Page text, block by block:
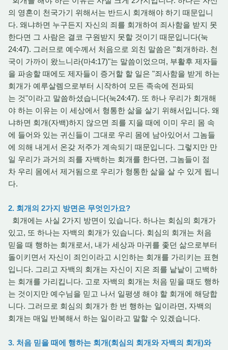
의 영혼이 천국가기 위해서는 반드시 회개해야 하기 때문입니
다. 왜냐하면 누구든지 자신의 죄를 회개하여 죄사함을 받지 못
한다면 그 사람은 결코 구원받지 못할 것이기 때문입니다(눅
24:47). 그러므로 예수께서 처음으로 외친 말씀은 "회개하라. 천
국이 가까이 왔느니라(마4:17)"는 말씀이었으며, 부활후 제자들
을 파송할 때에도 제자들이 증거할 할 일은 "죄사함을 받게 하는
회개가 예루살렘으로부터 시작하여 모든 족속에 전파되
는 것"이라고 말씀하셨습니다(눅24:47). 또 하나 우리가 회개해
야 하는 이유는 이 세상에서 형통한 삶을 살기 위해서입니다. 왜
냐하면 회개(자백)하지 않으면 죄를 지을 때에 이미 우리 몸 속
에 들어와 있는 귀신들이 그대로 우리 몸에 남아있어서 그놈들
에 의해 내게서 온갖 저주가 계속되기 때문입니다. 그렇지만 만
일 우리가 과거의 죄를 자백하는 회개를 한다면, 그놈들이 점
차 우리 몸에서 제거됨으로 우리가 형통한 삶을 살 수 있게 됩니
다.
2. 회개의 2가지 방면은 무엇인가요?
회개에는 사실 2가지 방면이 있습니다. 하나는 회심의 회개가
있고, 또 하나는 자백의 회개가 있습니다. 회심의 회개는 처음
믿을 때 행하는 회개로서, 내가 세상과 마귀를 좇던 삶으로부터
돌이키면서 자신이 죄인이라고 시인하는 회개를 가리키는 표현
입니다. 그리고 자백의 회개는 자신이 지은 죄를 낱낱이 고백하
는 회개를 가리킵니다. 고로 자백의 회개는 처음 믿을 때도 행하
는 것이지만 예수님을 믿고 나서 일평생 해야 할 회개에 해당합
니다. 그러므로 회심의 회개가 한 번 행하는 일이라면, 자백의
회개는 매일 반복해서 하는 일이라고 말할 수 있겠습니다.
3. 처음 믿을 때에 행하는 회개(회심의 회개와 자백의 회개)와